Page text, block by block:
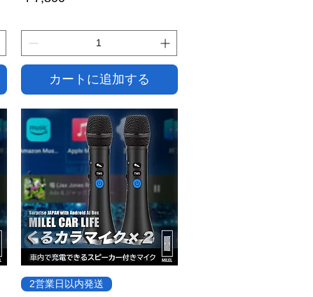
カートに追加する
クイックビュー
2営業日以内発送